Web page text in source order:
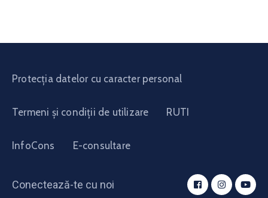
Protecția datelor cu caracter personal
Termeni și condiții de utilizare RUTI
InfoCons E-consultare
Conectează-te cu noi